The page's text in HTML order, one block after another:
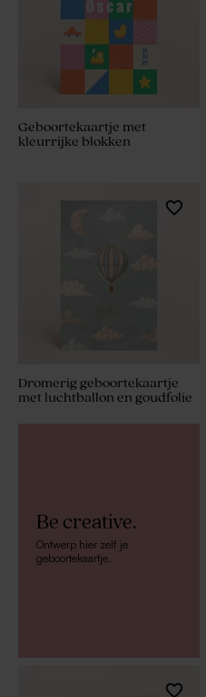
Be creative.
Ontwerp hier zelf je
geboortekaartje.
Geboortekaartje met
kleurrijke blokken
Dromerig geboortekaartje
met luchtballon en goudfolie